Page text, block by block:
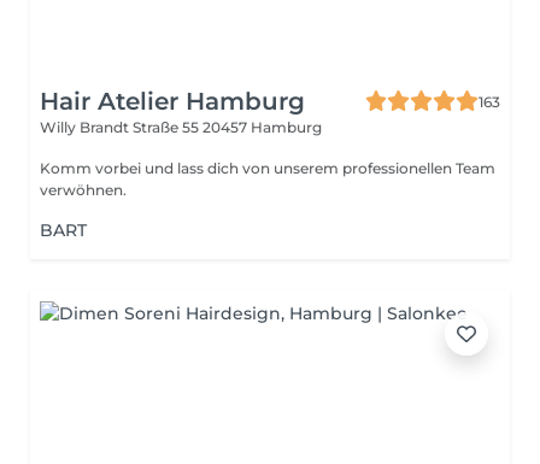
Hair Atelier Hamburg
163
Willy Brandt Straße 55 20457 Hamburg
Komm vorbei und lass dich von unserem professionellen Team
verwöhnen.
BART